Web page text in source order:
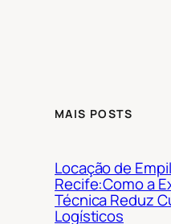
MAIS POSTS
Locação de
Recife:Como a
Técnica Reduz
Logísticos